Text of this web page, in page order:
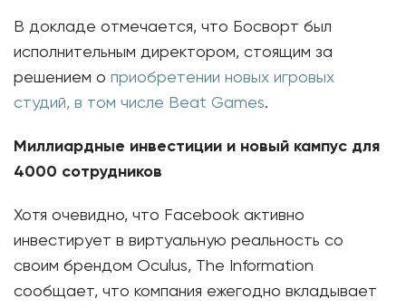
В докладе отмечается, что Босворт был
исполнительным директором, стоящим за
решением о приобретении новых игровых
студий, в том числе Beat Games.
Миллиардные инвестиции и новый кампус для
4000 сотрудников
Хотя очевидно, что Facebook активно
инвестирует в виртуальную реальность со
своим брендом Oculus, The Information
сообщает, что компания ежегодно вкладывает